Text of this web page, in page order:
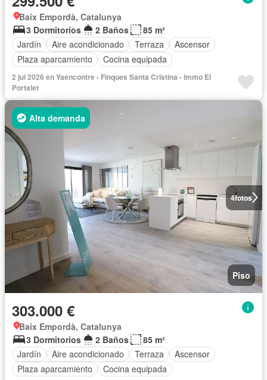
Baix Empordà, Catalunya
3 Dormitorios
2 Baños
85 m²
Jardín
Aire acondicionado Terraza
Ascensor
Plaza aparcamiento
Cocina equipada
2 jul 2026 en Yaencontre - Finques Santa Cristina - Immo El
Portalet
4fotos
Alta demanda
Piso
303.000 €
Baix Empordà, Catalunya
3 Dormitorios
2 Baños
85 m²
Jardín
Aire acondicionado Terraza
Ascensor
Plaza aparcamiento
Cocina equipada